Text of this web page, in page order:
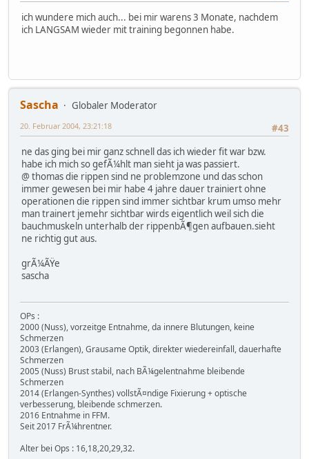
ich wundere mich auch... bei mir warens 3 Monate, nachdem
ich LANGSAM wieder mit training begonnen habe.
Sascha
Globaler Moderator
#43
20. Februar 2004, 23:21:18
ne das ging bei mir ganz schnell das ich wieder fit war bzw.
habe ich mich so gefÃ¼hlt man sieht ja was passiert.
@ thomas die rippen sind ne problemzone und das schon
immer gewesen bei mir habe 4 jahre dauer trainiert ohne
operationen die rippen sind immer sichtbar krum umso mehr
man trainert jemehr sichtbar wirds eigentlich weil sich die
bauchmuskeln unterhalb der rippenbÃ¶gen aufbauen.sieht
ne richtig gut aus.
grÃ¼ÃŸe
sascha
OPs :
2000 (Nuss), vorzeitge Entnahme, da innere Blutungen, keine
Schmerzen
2003 (Erlangen), Grausame Optik, direkter wiedereinfall, dauerhafte
Schmerzen
2005 (Nuss) Brust stabil, nach BÃ¼gelentnahme bleibende
Schmerzen
2014 (Erlangen-Synthes) vollstÃ¤ndige Fixierung + optische
verbesserung, bleibende schmerzen.
2016 Entnahme in FFM.
Seit 2017 FrÃ¼hrentner.
Alter bei Ops : 16,18,20,29,32.